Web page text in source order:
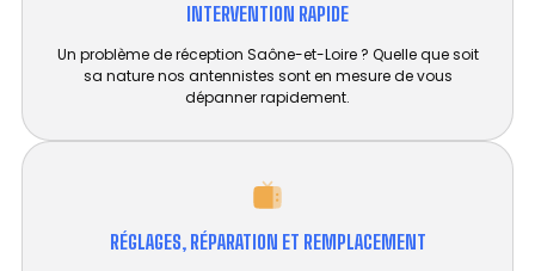
INTERVENTION RAPIDE
Un problème de réception Saône-et-Loire ? Quelle que soit
sa nature nos antennistes sont en mesure de vous
dépanner rapidement.
RÉGLAGES, RÉPARATION ET REMPLACEMENT​